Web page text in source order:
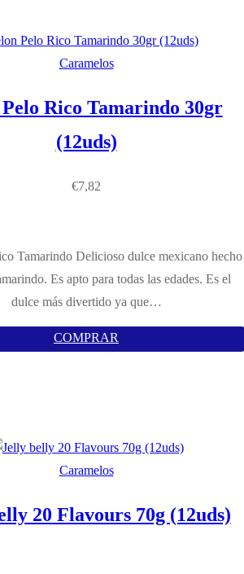
Caramelos
Rico Tamarindo 30gr
(12uds)
€7,82
Tamarindo Delicioso dulce mexicano hecho
Es apto para todas las edades. Es el
dulce más divertido ya que…
COMPRAR
Caramelos
20 Flavours 70g (12uds)